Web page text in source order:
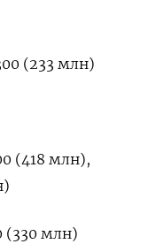
(233 млн)
(418 млн),
(330 млн)